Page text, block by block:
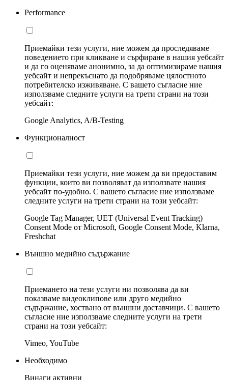
Performance
Приемайки тези услуги, ние можем да проследяваме
поведението при кликване и сърфиране в нашия уебсайт
и да го оценяваме анонимно, за да оптимизираме нашия
уебсайт и непрекъснато да подобряваме цялостното
потребителско изживяване. С вашето съгласие ние
използваме следните услуги на трети страни на този
уебсайт:
Google Analytics, A/B-Testing
Функционалност
Приемайки тези услуги, ние можем да ви предоставим
функции, които ви позволяват да използвате нашия
уебсайт по-удобно. С вашето съгласие ние използваме
следните услуги на трети страни на този уебсайт:
Google Tag Manager, UET (Universal Event Tracking)
Consent Mode от Microsoft, Google Consent Mode, Klarna,
Freshchat
Външно медийно съдържание
Приемането на тези услуги ни позволява да ви
показваме видеоклипове или друго медийно
съдържание, хоствано от външни доставчици. С вашето
съгласие ние използваме следните услуги на трети
страни на този уебсайт:
Vimeo, YouTube
Необходимо
Винаги активни